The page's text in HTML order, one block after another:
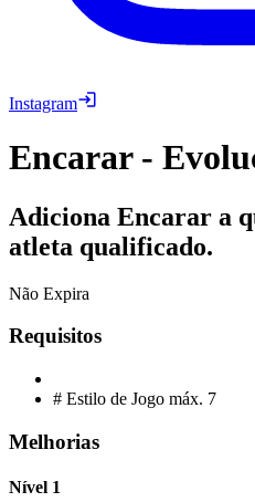
Instagram
Encarar -
Adiciona Encarar a
atleta qualificado.
Não Expira
Requisitos
# Estilo de Jogo máx. 7
Melhorias
Nível 1